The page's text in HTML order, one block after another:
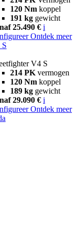
120 Nm koppel
191 kg gewicht
25.490 € i
Ontdek meer
V4 S
214 PK vermogen
120 Nm koppel
189 kg gewicht
29.090 € i
Ontdek meer